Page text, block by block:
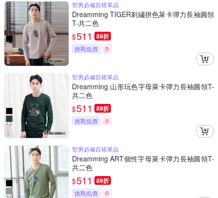
型男必備百搭單品
Dreamming TIGER刺繡拼色萊卡彈力長袖圓領
T-共二色
$511 89折
挑戰低價 券
型男必備百搭單品
Dreamming 山形玩色字母萊卡彈力長袖圓領T-
共二色
$511 89折
挑戰低價 券
型男必備百搭單品
Dreamming ART個性字母萊卡彈力長袖圓領T-
共二色
$511 89折
挑戰低價 券